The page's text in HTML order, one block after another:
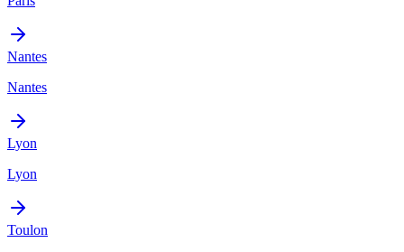
Nantes
Nantes
Lyon
Lyon
Toulon